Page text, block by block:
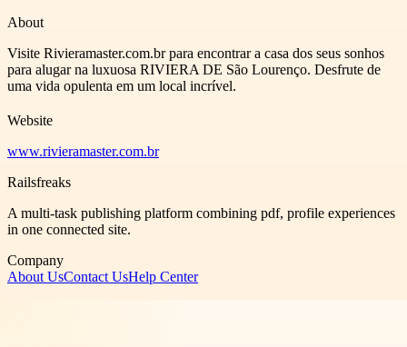
About
Visite Rivieramaster.com.br para encontrar a casa dos seus sonhos
para alugar na luxuosa RIVIERA DE São Lourenço. Desfrute de
uma vida opulenta em um local incrível.
Website
www.rivieramaster.com.br
Railsfreaks
A multi-task publishing platform combining pdf, profile experiences
in one connected site.
Company
About UsContact UsHelp Center